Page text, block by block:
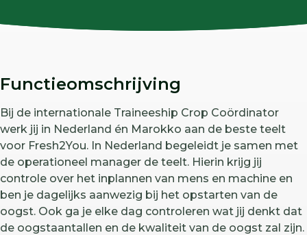
Functieomschrijving
Bij de internationale Traineeship Crop Coördinator
werk jij in Nederland én Marokko aan de beste teelt
voor Fresh2You. In Nederland begeleidt je samen met
de operationeel manager de teelt. Hierin krijg jij
controle over het inplannen van mens en machine en
ben je dagelijks aanwezig bij het opstarten van de
oogst. Ook ga je elke dag controleren wat jij denkt dat
de oogstaantallen en de kwaliteit van de oogst zal zijn.